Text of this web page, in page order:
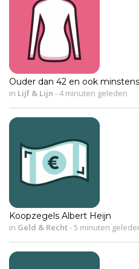
Ouder dan 42 en ook
in Lijf & Lijn -4 minuten geleden
Koopzegels Albert Heijn
in Geld & Recht-5 minuten